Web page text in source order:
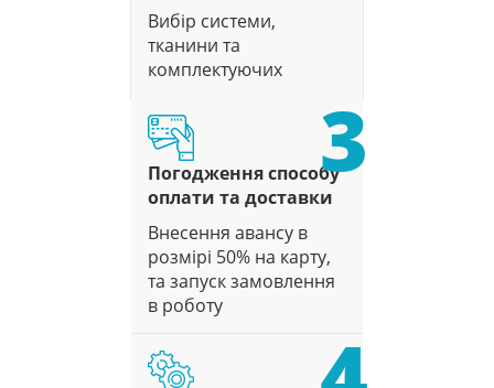
Вибір системи,
тканини та
комплектуючих
3
Погодження способу
оплати та доставки
Внесення авансу в
розмірі 50% на карту,
та запуск замовлення
в роботу